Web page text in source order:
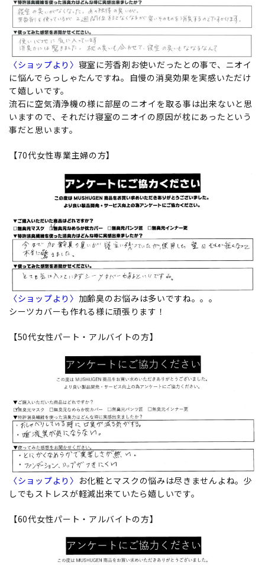
〈ショップより〉 寝室に芳香剤お使いだったとの事で、ニオイ
に悩んでらっしゃたんですね。自慢の消臭効果を実感いただけ
て嬉しいです。
流石に空気清浄機の様に部屋のニオイを取る事は出来ないと思
いますので、それだけ寝室のニオイの原因が枕にあったという
事だと思います。
【70代女性専業主婦の方】
〈ショップより〉 加齢臭のお悩みは多いですね。。。
シーツカバーも作れる様に頑張ります！
【50代女性パート・アルバイトの方】
〈ショップより〉 お化粧とマスクの悩みは尽きませんよね。少
しでもストレスが軽減出来ていたら嬉しいです。
【60代女性パート・アルバイトの方】